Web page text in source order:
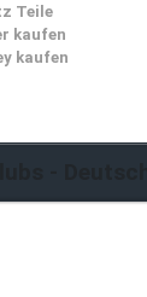
Teile
kaufen
kaufen